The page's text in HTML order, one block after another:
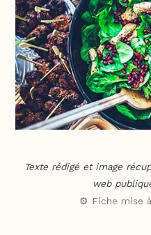
Texte rédigé et image
web
⚙️ Fiche mise